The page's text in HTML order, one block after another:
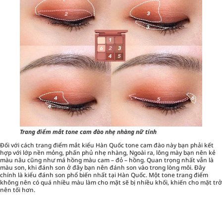
Trang điểm mắt tone cam đào nhẹ nhàng nữ tính
Đối với cách trang điểm mắt kiểu Hàn Quốc tone cam đào này bạn phải kết
hợp với lớp nền mỏng, phấn phủ nhẹ nhàng, Ngoài ra, lông mày bạn nên kẻ
màu nâu cũng như má hồng màu cam – đỏ – hồng. Quan trọng nhất vẫn là
màu son, khi đánh son ở đây bạn nên đánh son vào trong lòng môi. Đây
chính là kiểu đánh son phổ biến nhất tại Hàn Quốc. Một tone trang điểm
không nên có quá nhiều màu làm cho mặt sẽ bị nhiều khối, khiến cho mặt trở
nên tối hơn.